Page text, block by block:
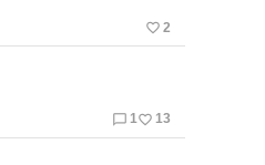
favorite_border 2
chat_bubble_outline 1favorite_border 13